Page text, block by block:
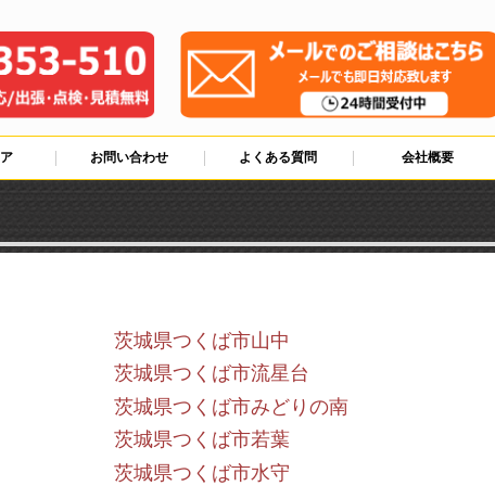
お問い合わせ よくある質問 会社概要
茨城県つくば市山中
茨城県つくば市流星台
茨城県つくば市みどりの南
茨城県つくば市若葉
茨城県つくば市水守